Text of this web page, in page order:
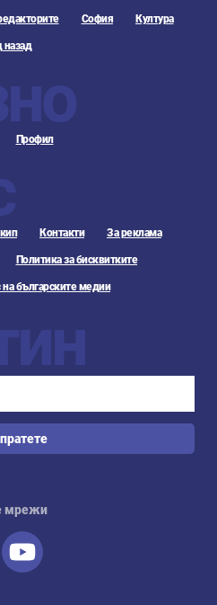
София Култура
назад
Профил
Контакти За реклама
Политика за бисквитките
на българските медии
мрежи